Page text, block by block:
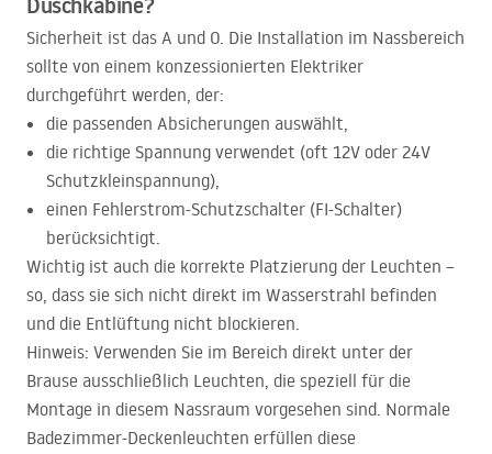
Sicherheit ist das A und O. Die Installation im Nassbereich
sollte von einem konzessionierten Elektriker
durchgeführt werden, der:
die passenden Absicherungen auswählt,
die richtige Spannung verwendet (oft 12V oder 24V
Schutzkleinspannung),
einen Fehlerstrom-Schutzschalter (FI-Schalter)
berücksichtigt.
Wichtig ist auch die korrekte Platzierung der Leuchten –
so, dass sie sich nicht direkt im Wasserstrahl befinden
und die Entlüftung nicht blockieren.
Hinweis: Verwenden Sie im Bereich direkt unter der
Brause ausschließlich Leuchten, die speziell für die
Montage in diesem Nassraum vorgesehen sind. Normale
Badezimmer-Deckenleuchten erfüllen diese